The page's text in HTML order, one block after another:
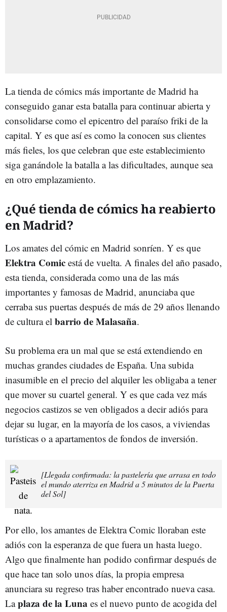
La tienda de cómics más importante de Madrid ha
conseguido ganar esta batalla para continuar abierta y
consolidarse como el epicentro del paraíso friki de la
capital. Y es que así es como la conocen sus clientes
más fieles, los que celebran que este establecimiento
siga ganándole la batalla a las dificultades, aunque sea
en otro emplazamiento.
¿Qué tienda de cómics ha reabierto
en Madrid?
Los amates del cómic en Madrid sonríen. Y es que
Elektra Comic está de vuelta. A finales del año pasado,
esta tienda, considerada como una de las más
importantes y famosas de Madrid, anunciaba que
cerraba sus puertas después de más de 29 años llenando
de cultura el barrio de Malasaña.
Su problema era un mal que se está extendiendo en
muchas grandes ciudades de España. Una subida
inasumible en el precio del alquiler les obligaba a tener
que mover su cuartel general. Y es que cada vez más
negocios castizos se ven obligados a decir adiós para
dejar su lugar, en la mayoría de los casos, a viviendas
turísticas o a apartamentos de fondos de inversión.
[Llegada confirmada: la pastelería que arrasa en todo
el mundo aterriza en Madrid a 5 minutos de la Puerta
del Sol]
Por ello, los amantes de Elektra Comic lloraban este
adiós con la esperanza de que fuera un hasta luego.
Algo que finalmente han podido confirmar después de
que hace tan solo unos días, la propia empresa
anunciara su regreso tras haber encontrado nueva casa.
Laplaza de la Luna es el nuevo punto de acogida del